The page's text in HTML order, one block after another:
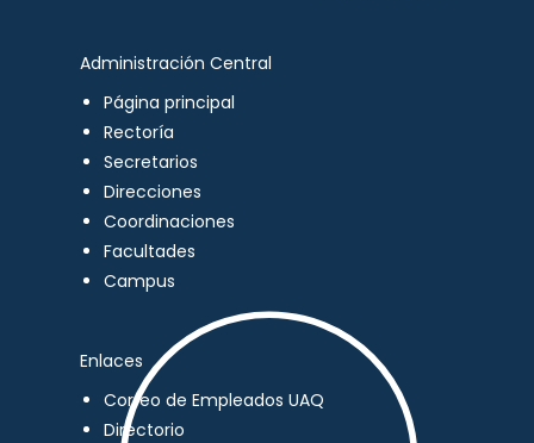
Administración Central
Página principal
Rectoría
Secretarios
Direcciones
Coordinaciones
Facultades
Campus
Enlaces
Correo de Empleados UAQ
Directorio